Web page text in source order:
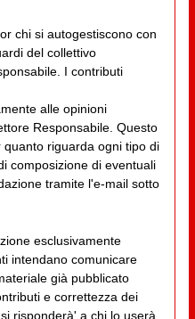
chi si autogestiscono con
del collettivo
I contributi
alle opinioni
Responsabile. Questo
riguarda ogni tipo di
composizione di eventuali
tramite l'e-mail sotto
esclusivamente
intendano comunicare
già pubblicato
e correttezza dei
risponderà' a chi lo userà